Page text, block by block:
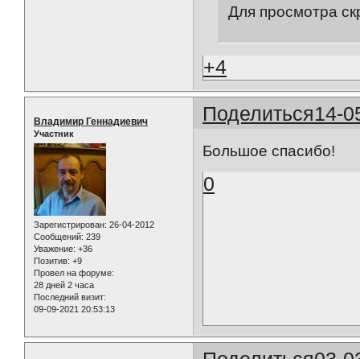
Для просмотра
+4
Поделиться14-
Владимир Геннадиевич
Участник
Зарегистрирован: 26-04-2012
Сообщений: 239
Уважение: +36
Позитив: +9
Провел на форуме:
28 дней 2 часа
Последний визит:
09-09-2021 20:53:13
Большое спасибо!
0